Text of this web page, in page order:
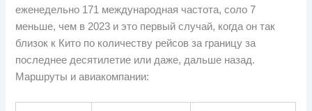
еженедельно 171 международная частота, соло 7
меньше, чем в 2023 и это первый случай, когда он так
близок к Кито по количеству рейсов за границу за
последнее десятилетие или даже, дальше назад.
Маршруты и авиакомпании: